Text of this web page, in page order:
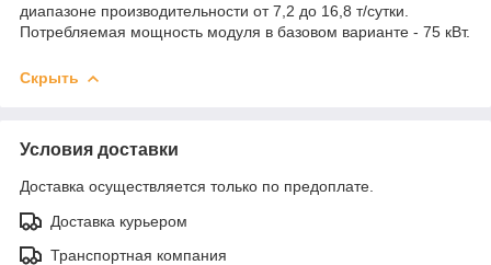
диапазоне производительности от 7,2 до 16,8 т/сутки.
Потребляемая мощность модуля в базовом варианте - 75 кВт.
Скрыть
Условия доставки
Доставка осуществляется только по предоплате.
Доставка курьером
Транспортная компания